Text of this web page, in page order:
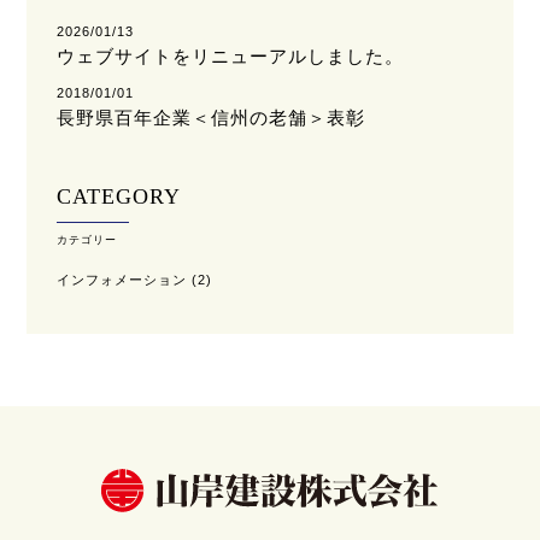
2026/01/13
ウェブサイトをリニューアルしました。
2018/01/01
長野県百年企業＜信州の老舗＞表彰
CATEGORY
カテゴリー
インフォメーション (2)